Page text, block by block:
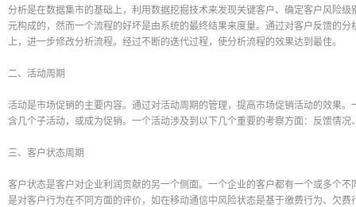
分析是在数据集市的基础上，利用数据挖掘技术来发现关键客户、确定客户风险
元构成的，然而一个流程的好坏是由系统的最终结果来度量。通过对客户反馈的
上，进一步修改分析流程。经过不断的迭代过程，使分析流程的效果达到最佳。
二、活动周期
活动是市场促销的主要内容。通过对活动周期的管理，提高市场促销活动的效果
含几个子活动，或成为促销。一个活动涉及到以下几个重要的考察方面：反馈情况
三、客户状态周期
客户状态是客户对企业利润贡献的另一个侧面。一个企业的客户都有一个或多个
是对客户行为在不同方面的评价，如在移动通信中风险状态是基于缴费行为、欠